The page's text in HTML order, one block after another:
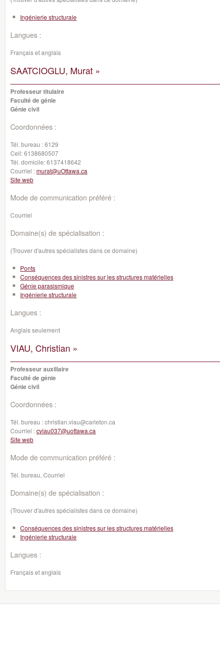
Ingénierie structurale
Langues :
Français et anglais
SAATCIOGLU, Murat »
Professeur titulaire
Faculté de génie
Génie civil
Coordonnées :
Tél. bureau :6129
Cell:6138680507
Tél. domicile:6137418642
Courriel :murat@uOttawa.ca
Site web
Mode de communication préféré :
Courriel
Domaine(s) de spécialisation :
(Trouver d'autres spécialistes dans ce domaine)
Ponts
Conséquences des sinistres sur les structures matérielles
Génie parasismique
Ingénierie structurale
Langues :
Anglais seulement
VIAU, Christian »
Professeur auxiliaire
Faculté de génie
Génie civil
Coordonnées :
Tél. bureau :christian.viau@carleton.ca
Courriel :cviau037@uottawa.ca
Site web
Mode de communication préféré :
Tél. bureau, Courriel
Domaine(s) de spécialisation :
(Trouver d'autres spécialistes dans ce domaine)
Conséquences des sinistres sur les structures matérielles
Ingénierie structurale
Langues :
Français et anglais